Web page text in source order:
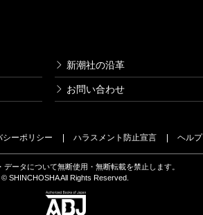
新潮社の沿革
お問い合わせ
シーポリシー ハラスメント防止宣言 ヘルプ
データについて無断使用・無断転載を禁止します。
© SHINCHOSHA All Rights Reserved.